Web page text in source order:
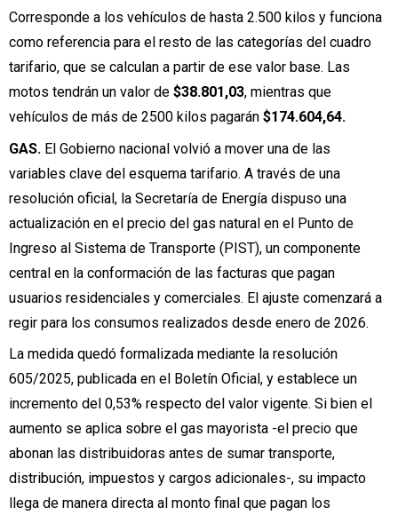
Corresponde a los vehículos de hasta 2.500 kilos y funciona
como referencia para el resto de las categorías del cuadro
tarifario, que se calculan a partir de ese valor base. Las
motos tendrán un valor de $38.801,03, mientras que
vehículos de más de 2500 kilos pagarán $174.604,64.
GAS. El Gobierno nacional volvió a mover una de las
variables clave del esquema tarifario. A través de una
resolución oficial, la Secretaría de Energía dispuso una
actualización en el precio del gas natural en el Punto de
Ingreso al Sistema de Transporte (PIST), un componente
central en la conformación de las facturas que pagan
usuarios residenciales y comerciales. El ajuste comenzará a
regir para los consumos realizados desde enero de 2026.
La medida quedó formalizada mediante la resolución
605/2025, publicada en el Boletín Oficial, y establece un
incremento del 0,53% respecto del valor vigente. Si bien el
aumento se aplica sobre el gas mayorista -el precio que
abonan las distribuidoras antes de sumar transporte,
distribución, impuestos y cargos adicionales-, su impacto
llega de manera directa al monto final que pagan los